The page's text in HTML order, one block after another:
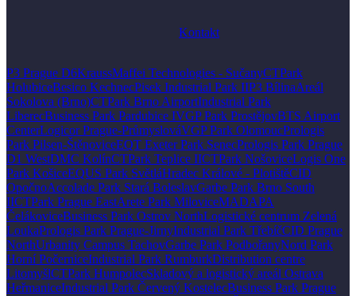
Kontakt
P3 Prague D6KraussMaffei Technologies - SučanyCTPark
HolubiceBesico KechnecPisek Industrial Park IIP3 BílinaAreál
Sokolova (Brno)CTPark Brno AirportIndustrial Park
LiberecBusiness Park Pardubice IVGP Park ProstějovBTS Airport
CenterLogicor Prague-PrůmyslováVGP Park OlomoucPrologis
Park Pilsen-ŠtěnoviceEQT Exeter Park SenecPrologis Park Prague
D1 WestDMC KolínCTPark Teplice IICTPark NošoviceLogis One
Park KošiceEQUS Park SvětláHradec Králové - PlotištěCID
OpočnoAccolade Park Stará BoleslavGarbe Park Brno South
IICTPark Prague EastArete Park MiloviceMADAPA
ČelákoviceBusiness Park Ostrov NorthLogistické centrum Zelená
LoukaPrologis Park Prague-JirnyIndustrial Park TřebíčCID Prague
NorthUrbanity Campus TachovGarbe Park PodbořanyNord Park
Horní PočerniceIndustrial Park RumburkDistribution centre
LitomyšlCTPark HumpolecSkladový a logistický areál Ostrava
HeřmaniceIndustrial Park Červený KostelecBusiness Park Prague